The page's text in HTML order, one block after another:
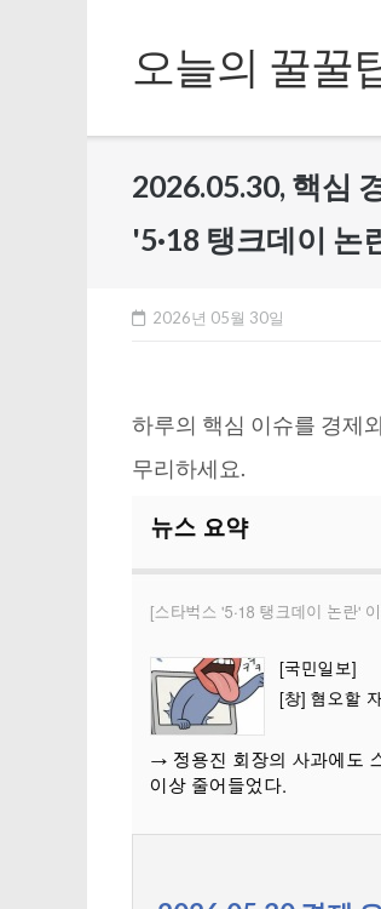
content오늘의 꿀꿀
2026.05.30, 핵심
'5·18 탱크데이 논
2026년 05월 30일
하루의 핵심 이슈를 경제
무리하세요.